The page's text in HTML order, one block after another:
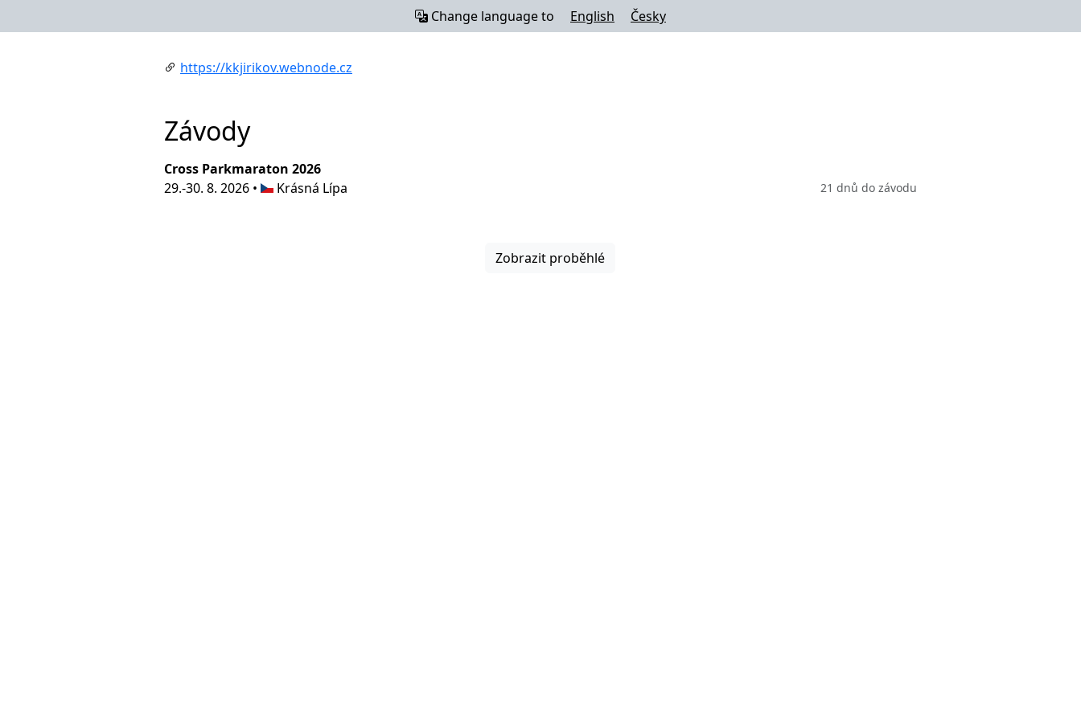
Change language to English Česky
https://kkjirikov.webnode.cz
Závody
Cross Parkmaraton 2026
29.-30. 8. 2026 •
Krásná Lípa 21 dnů do závodu
Zobrazit proběhlé